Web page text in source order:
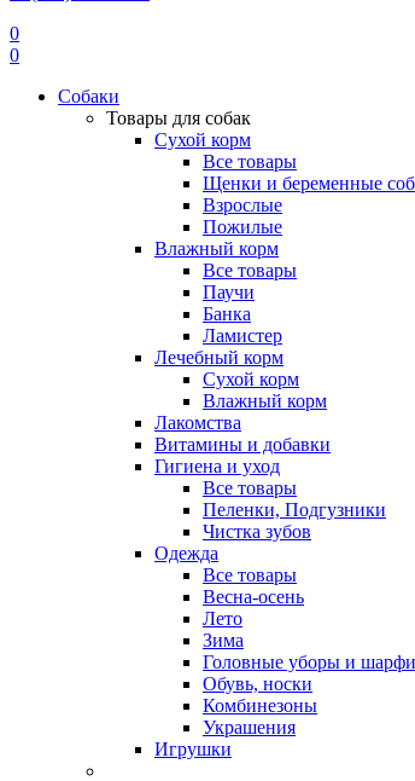
0
0
Собаки
Товары для собак
Сухой корм
Все товары
Щенки и беременные
Взрослые
Пожилые
Влажный корм
Все товары
Паучи
Банка
Ламистер
Лечебный корм
Сухой корм
Влажный корм
Лакомства
Витамины и добавки
Гигиена и уход
Все товары
Пеленки, Подгузники
Чистка зубов
Одежда
Все товары
Весна-осень
Лето
Зима
Головные уборы и
Обувь, носки
Комбинезоны
Украшения
Игрушки